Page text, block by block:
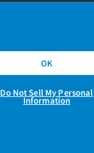
OK
Do Not Sell My Personal
Information